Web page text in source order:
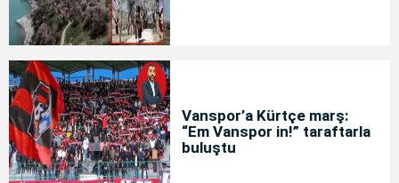
Vanspor’a Kürtçe marş:
“Em Vanspor in!” taraftarla
buluştu